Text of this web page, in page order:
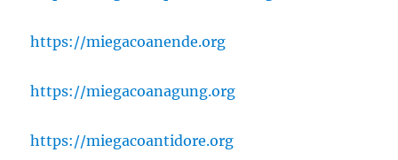
https://miegacoanende.org
https://miegacoanagung.org
https://miegacoantidore.org